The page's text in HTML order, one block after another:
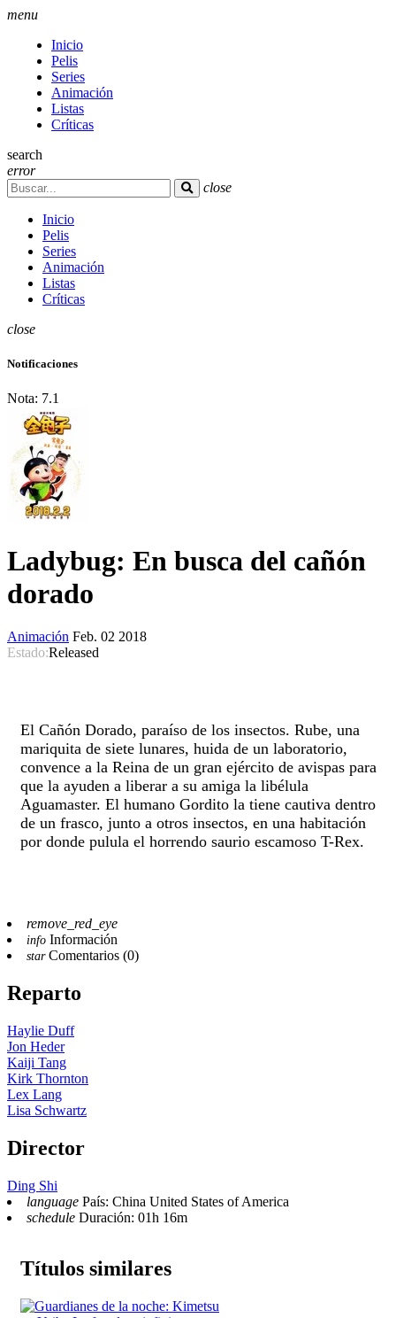
menu
Inicio
Pelis
Series
Animación
Listas
Críticas
search
error
close
Inicio
Pelis
Series
Animación
Listas
Críticas
close
Notificaciones
Nota: 7.1
Ladybug: En busca del cañón
dorado
Animación Feb. 02 2018
Estado:Released
El Cañón Dorado, paraíso de los insectos. Rube, una
mariquita de siete lunares, huida de un laboratorio,
convence a la Reina de un gran ejército de avispas para
que la ayuden a liberar a su amiga la libélula
Aguamaster. El humano Gordito la tiene cautiva dentro
de un frasco, junto a otros insectos, en una habitación
por donde pulula el horrendo saurio escamoso T-Rex.
remove_red_eye
info Información
starComentarios (0)
Reparto
Haylie Duff
Jon Heder
Kaiji Tang
Kirk Thornton
Lex Lang
Lisa Schwartz
Director
Ding Shi
language País: China United States of America
schedule Duración: 01h 16m
Títulos similares